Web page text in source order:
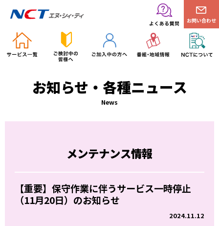
お問い合わせ
お知らせ・各種ニュース
News
メンテナンス情報
【重要】保守作業に伴うサービス一時停止
（11月20日）のお知らせ
2024.11.12